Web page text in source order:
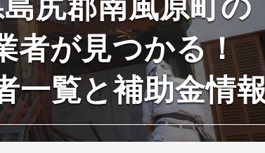
者が見つかる！
一覧と補助金情